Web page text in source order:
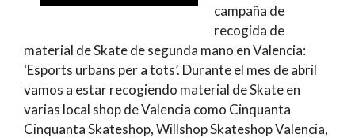
campaña de
recogida de
material de Skate de segunda mano en Valencia:
‘Esports urbans per a tots’. Durante el mes de abril
vamos a estar recogiendo material de Skate en
varias local shop de Valencia como Cinquanta
Cinquanta Skateshop, Willshop Skateshop Valencia,